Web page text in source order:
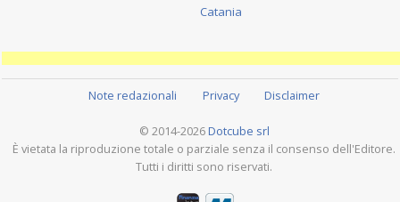
Catania
Note redazionali Privacy Disclaimer
© 2014-2026 Dotcube srl
È vietata la riproduzione totale o parziale senza il consenso dell'Editore.
Tutti i diritti sono riservati.